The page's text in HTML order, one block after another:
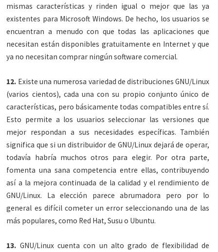
mismas características y rinden igual o mejor que las ya
existentes para Microsoft Windows. De hecho, los usuarios se
encuentran a menudo con que todas las aplicaciones que
necesitan están disponibles gratuitamente en Internet y que
ya no necesitan comprar ningún software comercial.
12. Existe una numerosa variedad de distribuciones GNU/Linux
(varios cientos), cada una con su propio conjunto único de
características, pero básicamente todas compatibles entre sí.
Esto permite a los usuarios seleccionar las versiones que
mejor respondan a sus necesidades específicas. También
significa que si un distribuidor de GNU/Linux dejará de operar,
todavía habría muchos otros para elegir. Por otra parte,
fomenta una sana competencia entre ellas, contribuyendo
así a la mejora continuada de la calidad y el rendimiento de
GNU/Linux. La elección parece abrumadora pero por lo
general es difícil cometer un error seleccionando una de las
más populares, como Red Hat, Susu o Ubuntu.
13. GNU/Linux cuenta con un alto grado de flexibilidad de